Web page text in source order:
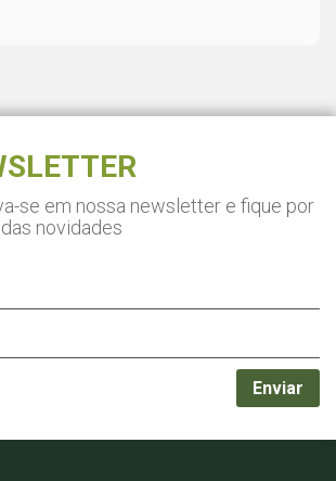
se em nossa newsletter e fique por
novidades